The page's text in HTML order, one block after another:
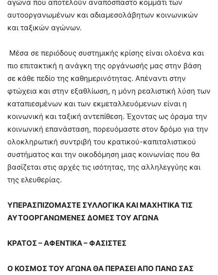
αγώνα που αποτελούν αναπόσπαστο κομμάτι των
αυτοοργανωμένων και αδιαμεσολάβητων κοινωνικών
και ταξικών αγώνων.
Μέσα σε περιόδους συστημικής κρίσης είναι ολοένα και
πιο επιτακτική η ανάγκη της οργάνωσής μας στην βάση
σε κάθε πεδίο της καθημερινότητας. Απέναντι στην
φτώχεια και στην εξαθλίωση, η μόνη ρεαλιστική λύση των
καταπιεσμένων και των εκμεταλλευόμενων είναι η
κοινωνική και ταξική αντεπίθεση. Έχοντας ως όραμα την
κοινωνική επανάσταση, πορευόμαστε στον δρόμο για την
ολοκληρωτική συντριβή του κρατικού-καπιταλιστικού
συστήματος και την οικοδόμηση μιας κοινωνίας που θα
βασίζεται στις αρχές τις ισότητας, της αλληλεγγύης και
της ελευθερίας.
ΥΠΕΡΑΣΠΙΖΟΜΑΣΤΕ ΣΥΛΛΟΓΙΚΑ ΚΑΙ ΜΑΧΗΤΙΚΑ ΤΙΣ
ΑΥΤΟΟΡΓΑΝΩΜΕΝΕΣ ΔΟΜΕΣ ΤΟΥ ΑΓΩΝΑ
ΚΡΑΤΟΣ – ΑΦΕΝΤΙΚΑ – ΦΑΣΙΣΤΕΣ
Ο ΚΟΣΜΟΣ ΤΟΥ ΑΓΩΝΑ ΘΑ ΠΕΡΑΣΕΙ ΑΠΟ ΠΑΝΩ ΣΑΣ